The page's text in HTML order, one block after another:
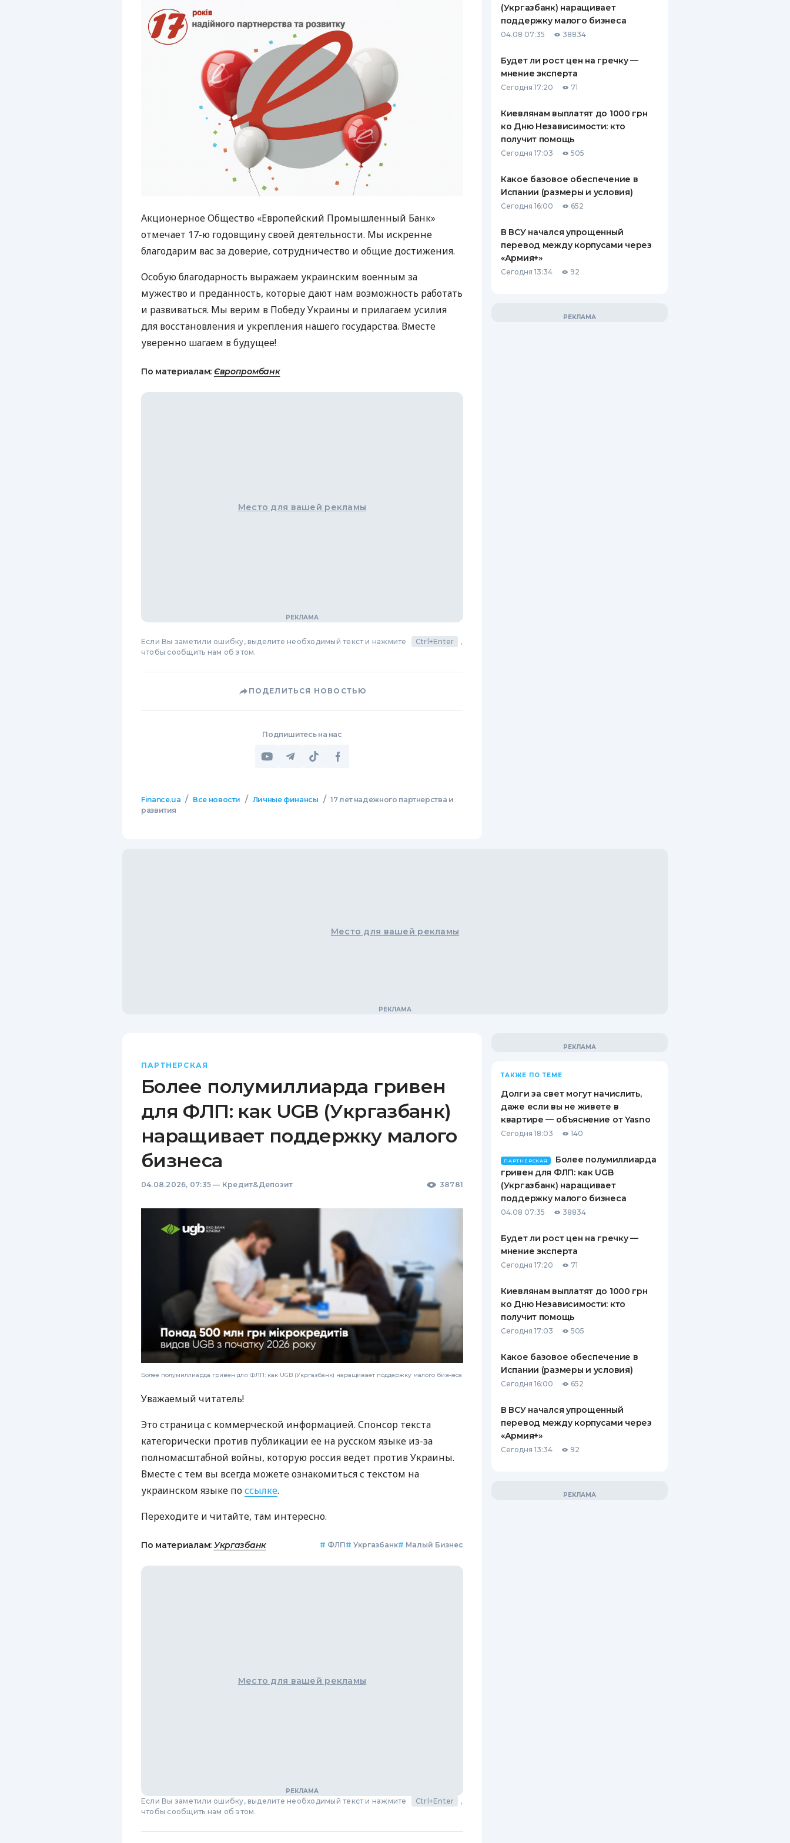
БАНКОВСКИМ КАРТАМ
ПУТЕВОДИТЕЛИ ПО
СТРАХОВЫЕ КОМПАНИИ
КОМПАНИЯХ
КОНТАКТЫ
Акционерное Общество «Европейский Промышленный Банк»
отмечает 17-ю годовщину своей деятельности. Мы искренне
благодарим вас за доверие, сотрудничество и общие достижения.
Особую благодарность выражаем украинским военным за
мужество и преданность, которые дают нам возможность работать
и развиваться. Мы верим в Победу Украины и прилагаем усилия
для восстановления и укрепления нашего государства. Вместе
уверенно шагаем в будущее!
По материалам: Європромбанк
Место для вашей рекламы
Если Вы заметили ошибку, выделите необходимый текст и нажмите Ctrl+Enter
,
чтобы сообщить нам об этом.
ПОДЕЛИТЬСЯ НОВОСТЬЮ
Подпишитесь на нас
Finance.ua / Все новости / Личные финансы / 17 лет надежного партнерства и
развития
(Укргазбанк) наращивает
поддержку малого бизнеса
04.08 07:35 38834
Будет ли рост цен на гречку —
мнение эксперта
Сегодня 17:20 71
Киевлянам выплатят до 1000 грн
ко Дню Независимости: кто
получит помощь
Сегодня 17:03 505
Какое базовое обеспечение в
Испании (размеры и условия)
Сегодня 16:00 652
В ВСУ начался упрощенный
перевод между корпусами через
«Армия+»
Сегодня 13:34 92
Место для вашей рекламы
ПАРТНЕРСКАЯ
Более полумиллиарда гривен
для ФЛП: как UGB (Укргазбанк)
наращивает поддержку малого
бизнеса
04.08.2026, 07:35 — Кредит&Депозит 38781
Более полумиллиарда гривен для ФЛП: как UGB (Укргазбанк) наращивает поддержку малого бизнеса
Уважаемый читатель!
Это страница с коммерческой информацией. Спонсор текста
категорически против публикации ее на русском языке из-за
полномасштабной войны, которую россия ведет против Украины.
Вместе с тем вы всегда можете ознакомиться с текстом на
украинском языке поссылке.
Переходите и читайте, там интересно.
По материалам: Укргазбанк # ФЛП# Укргазбанк# Малый Бизнес
Место для вашей рекламы
Если Вы заметили ошибку, выделите необходимый текст и нажмите Ctrl+Enter
,
чтобы сообщить нам об этом.
ТАКЖЕ ПО ТЕМЕ
Долги за свет могут начислить,
даже если вы не живете в
квартире — объяснение от Yasno
Сегодня 18:03 140
ПАРТНЕРСКАЯ
Более полумиллиарда
гривен для ФЛП: как UGB
(Укргазбанк) наращивает
поддержку малого бизнеса
04.08 07:35 38834
Будет ли рост цен на гречку —
мнение эксперта
Сегодня 17:20 71
Киевлянам выплатят до 1000 грн
ко Дню Независимости: кто
получит помощь
Сегодня 17:03 505
Какое базовое обеспечение в
Испании (размеры и условия)
Сегодня 16:00 652
В ВСУ начался упрощенный
перевод между корпусами через
«Армия+»
Сегодня 13:34 92